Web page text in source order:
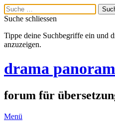
Suche schliessen
Tippe deine Suchbegriffe ein und
anzuzeigen.
drama
forum für
Menü